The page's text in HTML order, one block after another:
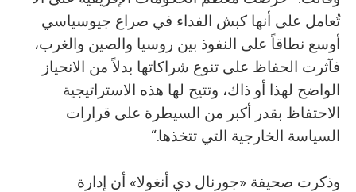
تُعامل على أنها كبش الفداء في صراع جيوسياسي
أوسع نطاقاً على النفوذ بين روسيا والصين والغرب،
فآثرت الحفاظ على تنوع شراكاتها بدلاً من الانحياز
الواضح لهذا أو ذاك، وتتيح لها هذه الاستراتيجية
الاحتفاظ بقدر أكبر من السيطرة على قرارات
السياسة الخارجية التي تتخذها.“
وذكرت صحيفة «جورنال دي أنغولا» أن إدارة